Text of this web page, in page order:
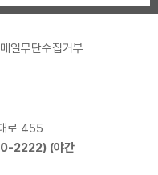
일무단수집거부
로 455
2222) (야간